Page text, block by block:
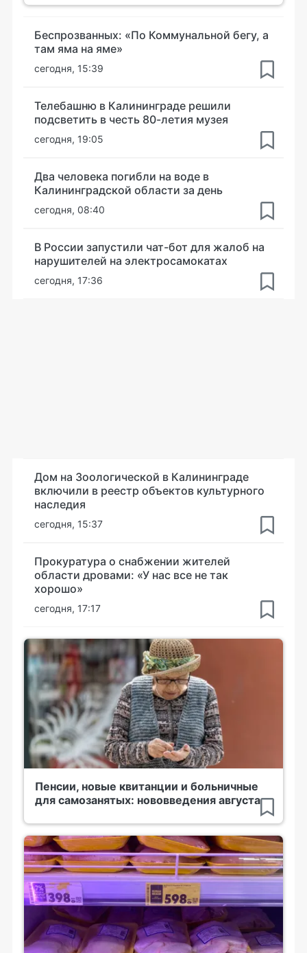
Беспрозванных: «По Коммунальной бегу, а
там яма на яме»
сегодня, 15:39
Телебашню в Калининграде решили
подсветить в честь 80-летия музея
сегодня, 19:05
Два человека погибли на воде в
Калининградской области за день
сегодня, 08:40
В России запустили чат-бот для жалоб на
нарушителей на электросамокатах
сегодня, 17:36
Дом на Зоологической в Калининграде
включили в реестр объектов культурного
наследия
сегодня, 15:37
Прокуратура о снабжении жителей
области дровами: «У нас все не так
хорошо»
сегодня, 17:17
Пенсии, новые квитанции и больничные
для самозанятых: нововведения августа